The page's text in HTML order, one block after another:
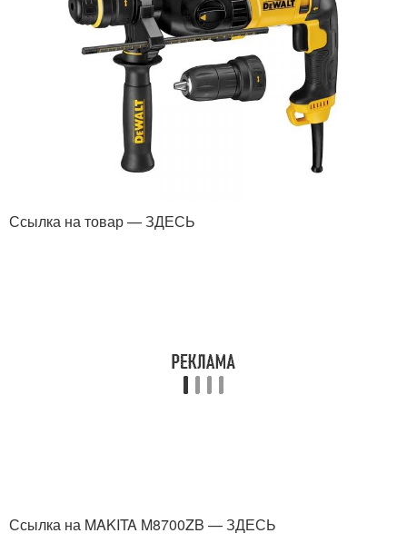
Ссылка на товар — ЗДЕСЬ
Ссылка на MAKITA M8700ZB — ЗДЕСЬ